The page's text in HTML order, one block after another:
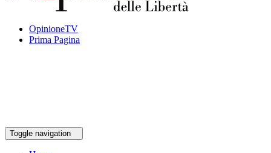
OpinioneTV
Prima Pagina
Toggle navigation